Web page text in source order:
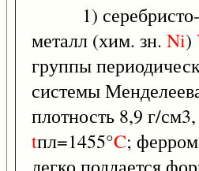
1) серебристо-
металл (хим. зн. Ni)
группы
системы
плотность 8,9 г/см3,
tпл=1455°C;